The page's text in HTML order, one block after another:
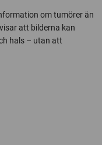
om tumörer än
att bilderna kan
hals – utan att